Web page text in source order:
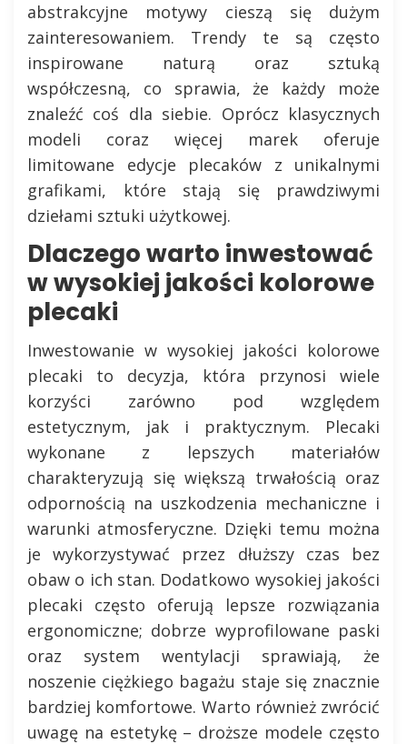
abstrakcyjne motywy cieszą się dużym
zainteresowaniem. Trendy te są często
inspirowane naturą oraz sztuką
współczesną, co sprawia, że każdy może
znaleźć coś dla siebie. Oprócz klasycznych
modeli coraz więcej marek oferuje
limitowane edycje plecaków z unikalnymi
grafikami, które stają się prawdziwymi
dziełami sztuki użytkowej.
Dlaczego warto inwestować
w wysokiej jakości kolorowe
plecaki
Inwestowanie w wysokiej jakości kolorowe
plecaki to decyzja, która przynosi wiele
korzyści zarówno pod względem
estetycznym, jak i praktycznym. Plecaki
wykonane z lepszych materiałów
charakteryzują się większą trwałością oraz
odpornością na uszkodzenia mechaniczne i
warunki atmosferyczne. Dzięki temu można
je wykorzystywać przez dłuższy czas bez
obaw o ich stan. Dodatkowo wysokiej jakości
plecaki często oferują lepsze rozwiązania
ergonomiczne; dobrze wyprofilowane paski
oraz system wentylacji sprawiają, że
noszenie ciężkiego bagażu staje się znacznie
bardziej komfortowe. Warto również zwrócić
uwagę na estetykę – droższe modele często